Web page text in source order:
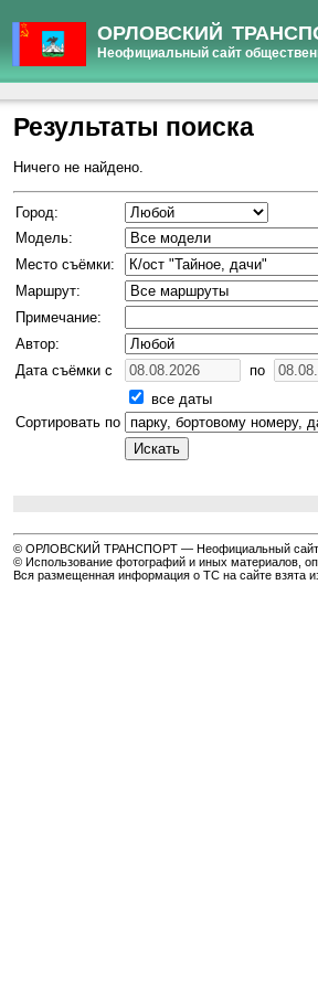
ОРЛОВСКИЙ
Неофициальный сайт
Результаты поиска
Ничего не найдено.
Город:
Модель:
Место съёмки:
Маршрут:
Примечание:
Автор:
Дата съёмки с
по
все даты
Сортировать по
© ОРЛОВСКИЙ ТРАНСПОРТ — Неофициальный сайт
© Использование фотографий и иных материалов,
Вся размещенная информация о ТС на сайте взята